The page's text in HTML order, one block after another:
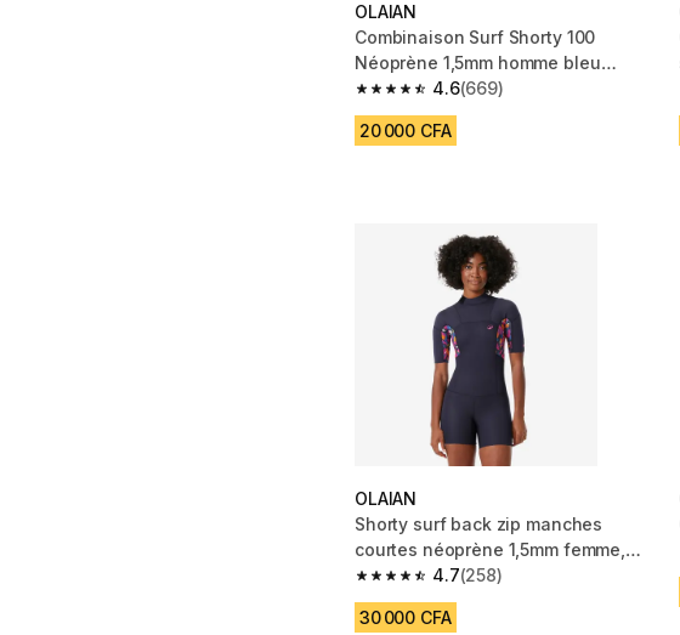
OLAIAN
Combinaison Surf Shorty 100
Néoprène 1,5mm homme bleu
marine
4.6
4.6 out of 5 stars from 669 reviews
(669)
20 000 CFA
OLAIAN
Shorty surf back zip manches
courtes néoprène 1,5mm femme,
500 Pétales
4.7
4.7 out of 5 stars from 258 reviews
(258)
30 000 CFA